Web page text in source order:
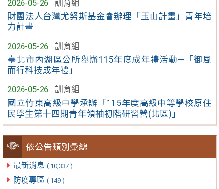
2026-05-26
訓育組
財團法人台灣尤努斯基金會辦理「玉山計畫」青年培
力計畫
2026-05-26
訓育組
臺北市內湖區公所舉辦115年度成年禮活動—「御風
而行科技成年禮」
2026-05-26
訓育組
國立竹東高級中學承辦「115年度高級中等學校原住
民學生第十四期青年領袖初階研習營(北區)」
依公告類別彙總
最新消息 ( 10,337 )
防疫專區 ( 149 )